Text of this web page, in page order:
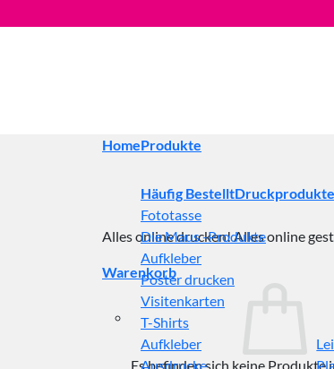
Inhalt
Alles online drucken! Alles online
Warenkorb
Es befinden sich keine Produkte
HomeProdukte
Häufig BestelltDruckprodukte
Fototasse
Die Maus -Produkte
Aufkleber
Poster drucken
Visitenkarten
T-Shirts
Aufkleber
Ausdrucke